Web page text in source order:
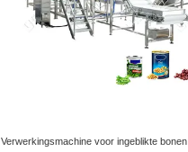
Verwerkingsmachine voor ingeblikte bonen